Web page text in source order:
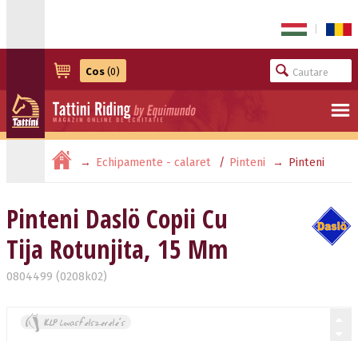
Cos (0)
Echipamente - calaret Pinteni Pinteni
Pinteni Daslö Copii Cu
Tija Rotunjita, 15 Mm
0804499 (0208k02)